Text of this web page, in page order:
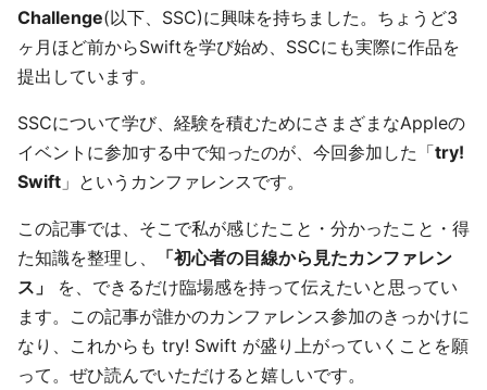
Challenge(以下、SSC)に興味を持ちました。ちょうど3
ヶ月ほど前からSwiftを学び始め、SSCにも実際に作品を
提出しています。
SSCについて学び、経験を積むためにさまざまなAppleの
イベントに参加する中で知ったのが、今回参加した「try!
Swift 」というカンファレンスです。
この記事では、そこで私が感じたこと・分かったこと・得
た知識を整理し、
「初心者の目線から見たカンファレン
ス」
を、できるだけ臨場感を持って伝えたいと思ってい
ます。この記事が誰かのカンファレンス参加のきっかけに
なり、これからも try! Swift が盛り上がっていくことを願
って。ぜひ読んでいただけると嬉しいです。